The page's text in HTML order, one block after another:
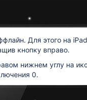
Для этого на
кнопку вправо.
нижнем углу на
0.